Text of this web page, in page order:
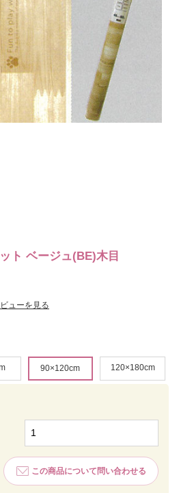
ト ベージュ(BE)木目
ューを見る
この商品について問い合わせる
90×120cm 120×180cm